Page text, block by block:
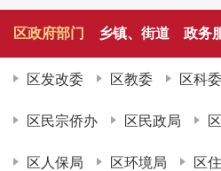
区政府部门 乡镇、街道 政务
区发改委 区教委 区科委
区民宗侨办 区民政局
区人保局 区环境局 区